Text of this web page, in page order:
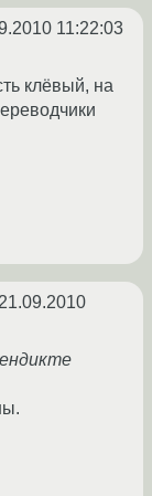
11:22:03
клёвый, на